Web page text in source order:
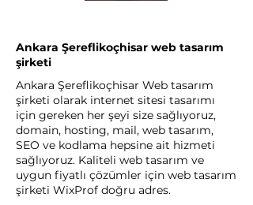
Ankara Şereflikoçhisar web tasarım
şirketi
Ankara Şereflikoçhisar Web tasarım
şirketi olarak internet sitesi tasarımı
için gereken her şeyi size sağlıyoruz,
domain, hosting, mail, web tasarım,
SEO ve kodlama hepsine ait hizmeti
sağlıyoruz. Kaliteli web tasarım ve
uygun fiyatlı çözümler için web tasarım
şirketi WixProf doğru adres.